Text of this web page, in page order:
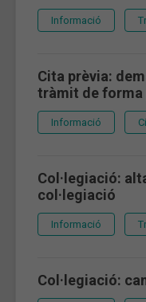
Informació
Cita prèvia:
tràmit de forma
Informació
Col·legiació:
col·legiació
Informació
Col·legiació: